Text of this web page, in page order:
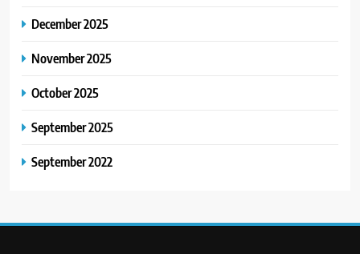
December 2025
November 2025
October 2025
September 2025
September 2022